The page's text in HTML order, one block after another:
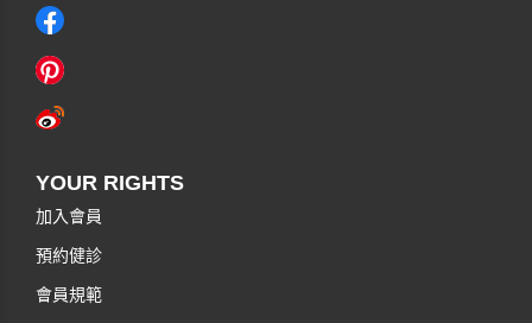
YOUR RIGHTS
加入會員
預約健診
會員規範